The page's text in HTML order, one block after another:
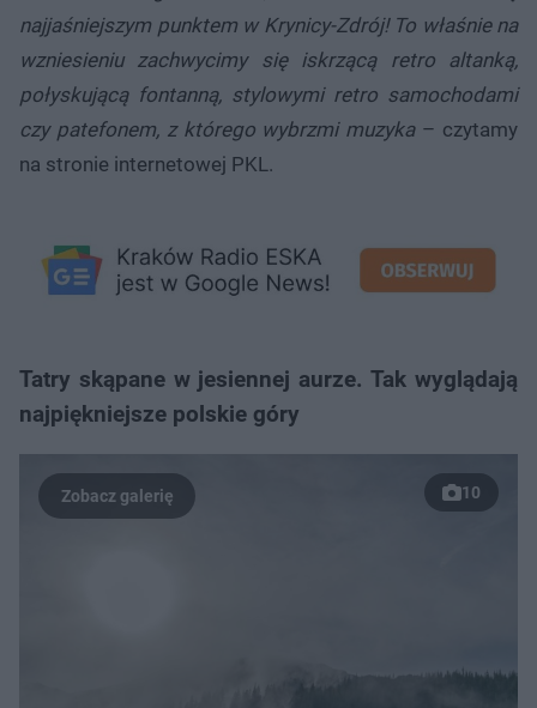
najjaśniejszym punktem w Krynicy-Zdrój! To właśnie na
wzniesieniu zachwycimy się iskrzącą retro altanką,
połyskującą fontanną, stylowymi retro samochodami
czy patefonem, z którego wybrzmi muzyka– czytamy
na stronie internetowej PKL.
Tatry skąpane w jesiennej aurze. Tak wyglądają
najpiękniejsze polskie góry
10